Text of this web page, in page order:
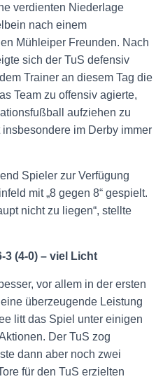
verdienten Niederlage
nach einem
Mühleiper Freunden. Nach
sich der TuS defensiv
Trainer an diesem Tag die
Team zu offensiv agierte,
aufziehen zu
im Derby immer
Spieler zur Verfügung
mit „8 gegen 8“ gespielt.
nicht zu liegen“, stellte
3 (4-0) – viel Licht
vor allem in der ersten
überzeugende Leistung
litt das Spiel unter einigen
Der TuS zog
dann aber noch zwei
für den TuS erzielten